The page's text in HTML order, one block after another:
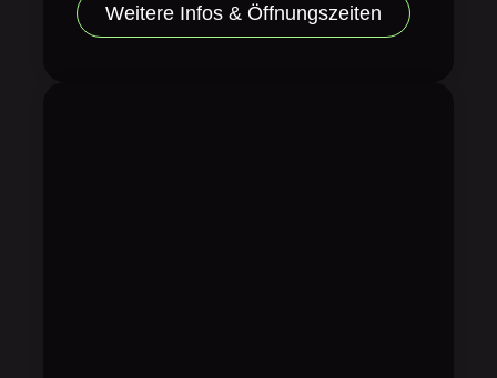
Weitere Infos & Öffnungszeiten